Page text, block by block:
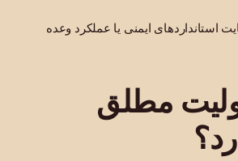
استانداردهای ایمنی یا عملکرد وعده
مطلق